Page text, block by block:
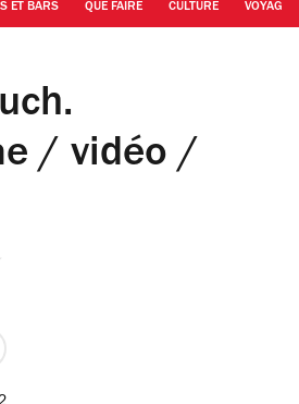
ET BARS QUE FAIRE CULTURE VOYAGE
/ vidéo /